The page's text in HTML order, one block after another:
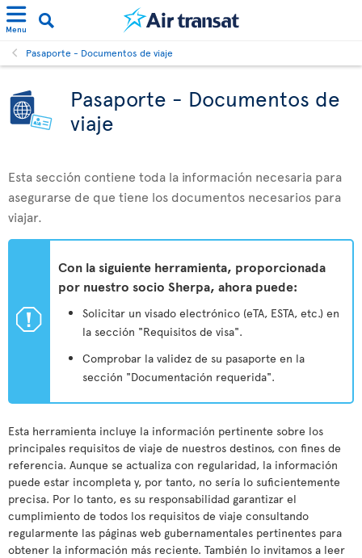
Menu
Pasaporte - Documentos de viaje
Pasaporte - Documentos de
viaje
Esta sección contiene toda la información necesaria para
asegurarse de que tiene los documentos necesarios para
viajar.
ü
Con la siguiente herramienta, proporcionada
por nuestro socio Sherpa, ahora puede:
Solicitar un visado electrónico (eTA, ESTA, etc.) en
la sección "Requisitos de visa".
Comprobar la validez de su pasaporte en la
sección "Documentación requerida".
Esta herramienta incluye la información pertinente sobre los
principales requisitos de viaje de nuestros destinos, con fines de
referencia. Aunque se actualiza con regularidad, la información
puede estar incompleta y, por tanto, no sería lo suficientemente
precisa. Por lo tanto, es su responsabilidad garantizar el
cumplimiento de todos los requisitos de viaje consultando
regularmente las páginas web gubernamentales pertinentes para
obtener la información más reciente. También lo invitamos a leer